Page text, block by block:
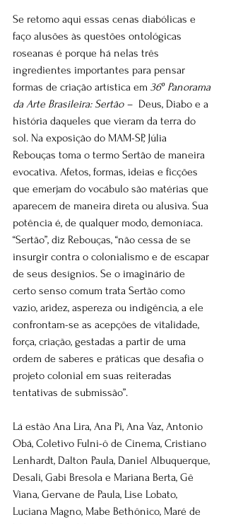
Se retomo aqui essas cenas diabólicas e
faço alusões às questões ontológicas
roseanas é porque há nelas três
ingredientes importantes para pensar
formas de criação artística em 36º Panorama
da Arte Brasileira: Sertão – Deus, Diabo e a
história daqueles que vieram da terra do
sol. Na exposição do MAM-SP, Júlia
Rebouças toma o termo Sertão de maneira
evocativa. Afetos, formas, ideias e ficções
que emerjam do vocábulo são matérias que
aparecem de maneira direta ou alusiva. Sua
potência é, de qualquer modo, demoníaca.
“Sertão”, diz Rebouças, “não cessa de se
insurgir contra o colonialismo e de escapar
de seus desígnios. Se o imaginário de
certo senso comum trata Sertão como
vazio, aridez, aspereza ou indigência, a ele
confrontam-se as acepções de vitalidade,
força, criação, gestadas a partir de uma
ordem de saberes e práticas que desafia o
projeto colonial em suas reiteradas
tentativas de submissão”.
Lá estão Ana Lira, Ana Pi, Ana Vaz, Antonio
Obá, Coletivo Fulni-ô de Cinema, Cristiano
Lenhardt, Dalton Paula, Daniel Albuquerque,
Desali, Gabi Bresola e Mariana Berta, Gê
Viana, Gervane de Paula, Lise Lobato,
Luciana Magno, Mabe Bethônico, Maré de